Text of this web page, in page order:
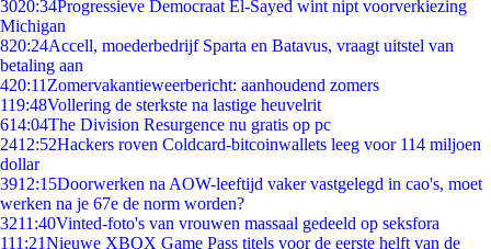
3020:34Progressieve Democraat El-Sayed wint nipt voorverkiezing
Michigan
820:24Accell, moederbedrijf Sparta en Batavus, vraagt uitstel van
betaling aan
420:11 Zomervakantieweerbericht: aanhoudend zomers
119:48Vollering de sterkste na lastige heuvelrit
614:04The Division Resurgence nu gratis op pc
2412:52Hackers roven Coldcard-bitcoinwallets leeg voor 114 miljoen
dollar
3912:15Doorwerken na AOW-leeftijd vaker vastgelegd in cao's, moet
werken na je 67e de norm worden?
3211:40Vinted-foto's van vrouwen massaal gedeeld op seksfora
111:21Nieuwe XBOX Game Pass titels voor de eerste helft van de